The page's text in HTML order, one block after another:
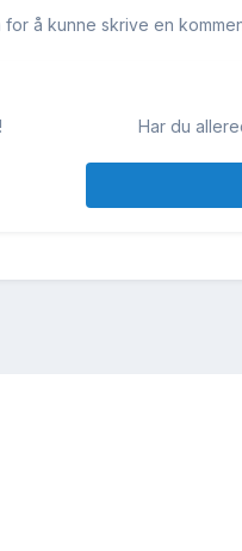
å kunne skrive en
Har du